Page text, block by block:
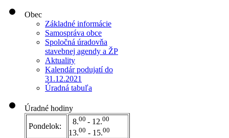
Obec
Základné informácie
Samospráva obce
Spoločná úradovňa
stavebnej agendy a ŽP
Aktuality
Kalendár podujatí do
31.12.2021
Úradná tabuľa
Úradné hodiny
Pondelok:
8.00 - 12.00
13.00 - 15.00